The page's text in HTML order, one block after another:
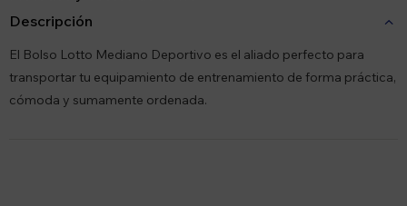
Descripción
El Bolso Lotto Mediano Deportivo es el aliado perfecto para
transportar tu equipamiento de entrenamiento de forma práctica,
cómoda y sumamente ordenada.